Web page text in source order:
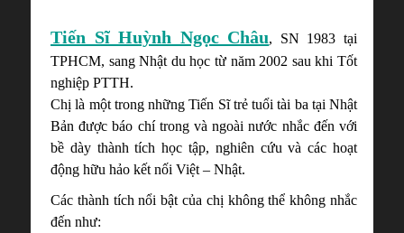
Tiến Sĩ Huỳnh Ngọc Châu, SN 1983 tại
TPHCM, sang Nhật du học từ năm 2002 sau khi Tốt
nghiệp PTTH.
Chị là một trong những Tiến Sĩ trẻ tuổi tài ba tại Nhật
Bản được báo chí trong và ngoài nước nhắc đến với
bề dày thành tích học tập, nghiên cứu và các hoạt
động hữu hảo kết nối Việt – Nhật.
Các thành tích nổi bật của chị không thể không nhắc
đến như: